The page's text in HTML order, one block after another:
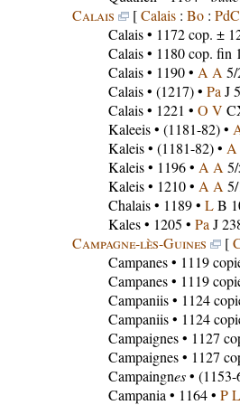
Calais
[Calais: Bo: PdC
Calais• 1172 cop. ±
Calais• 1180 cop. fin
Calais• 1190 • A A
Calais• (1217) • Pa J
Calais• 1221 • O V
Kaleeis• (1181-82) •
Kaleis• (1181-82) • A
Kaleis• 1196 • A A
Kaleis• 1210 • A A
Chalais• 1189 • LB
Kales• 1205 • Pa J
Campagne-lès-Guines
[
Campanes• 1119
Campanes• 1119
Campaniis• 1124
Campaniis• 1124
Campaignes• 1127
Campaignes• 1127
Campaingnes• (1153-
Campania • 1164 • P